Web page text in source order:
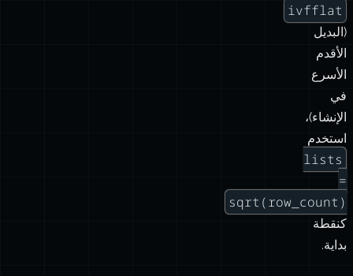
ivfflat
(البديل
الأقدم
الأسرع
في
الإنشاء)،
استخدم
lists
=
sqrt(row_count)
كنقطة
بداية.